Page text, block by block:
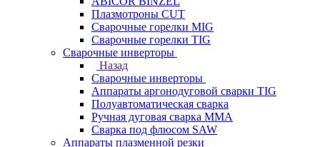
Плазмотроны CUT
Сварочные горелки MIG
Сварочные горелки TIG
Сварочные инверторы
Назад
Сварочные инверторы
Аппараты аргонодуговой сварки TIG
Полуавтоматическая сварка
Ручная дуговая сварка MMA
Сварка под флюсом SAW
Аппараты плазменной резки